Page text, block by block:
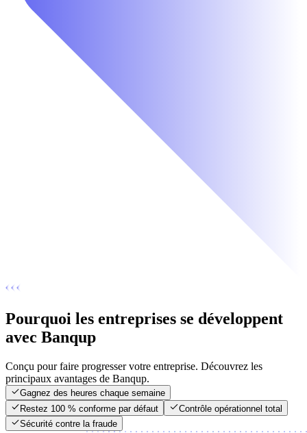
Pourquoi les entreprises se développent
avec Banqup
Conçu pour faire progresser votre entreprise. Découvrez les
principaux avantages de Banqup.
Gagnez des heures chaque semaine
Restez 100 % conforme par défaut
Contrôle opérationnel total
Sécurité contre la fraude